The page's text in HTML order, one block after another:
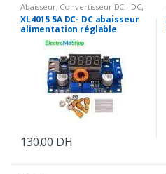
Abaisseur, Convertisseur DC - DC,
Energie
XL4015 5A DC- DC abaisseur
alimentation réglable
Module Buck Converter et
Affichage numérique et port
130.00 DH